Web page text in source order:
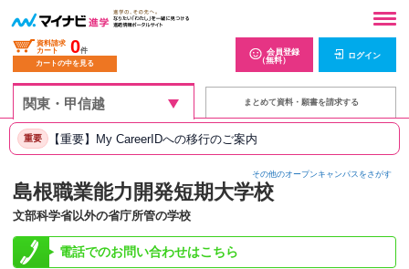
資料請求
カート
0件
カートの中を見る
会員登録
（無料）
ログイン
まとめて資料・願書を請求する
重要 【重要】My CareerIDへの移行のご案内
その他のオープンキャンパスをさがす
島根職業能力開発短期大学校
文部科学省以外の省庁所管の学校
電話でのお問い合わせはこちら